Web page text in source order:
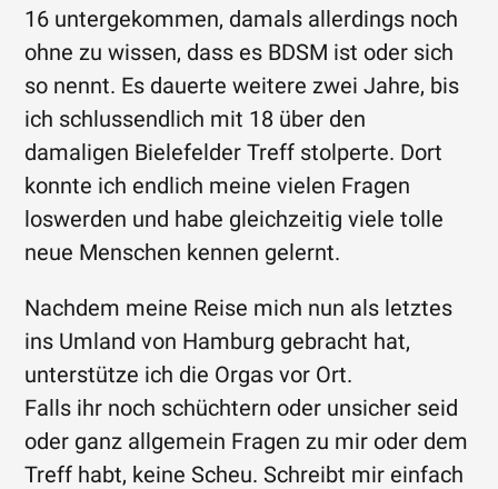
16 untergekommen, damals allerdings noch
ohne zu wissen, dass es BDSM ist oder sich
so nennt. Es dauerte weitere zwei Jahre, bis
ich schlussendlich mit 18 über den
damaligen Bielefelder Treff stolperte. Dort
konnte ich endlich meine vielen Fragen
loswerden und habe gleichzeitig viele tolle
neue Menschen kennen gelernt.
Nachdem meine Reise mich nun als letztes
ins Umland von Hamburg gebracht hat,
unterstütze ich die Orgas vor Ort.
Falls ihr noch schüchtern oder unsicher seid
oder ganz allgemein Fragen zu mir oder dem
Treff habt, keine Scheu. Schreibt mir einfach